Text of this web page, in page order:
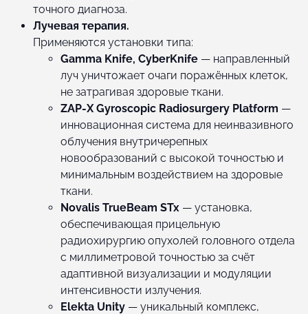
точного диагноза.
Лучевая терапия.
Применяются установки типа:
Gamma Knife, CyberKnife — направленный
луч уничтожает очаги поражённых клеток,
не затрагивая здоровые ткани.
ZAP-X Gyroscopic Radiosurgery Platform —
инновационная система для неинвазивного
облучения внутричерепных
новообразований с высокой точностью и
минимальным воздействием на здоровые
ткани.
Novalis TrueBeam STx — установка,
обеспечивающая прицельную
радиохирургию опухолей головного отдела
с миллиметровой точностью за счёт
адаптивной визуализации и модуляции
интенсивности излучения.
Elekta Unity — уникальный комплекс,